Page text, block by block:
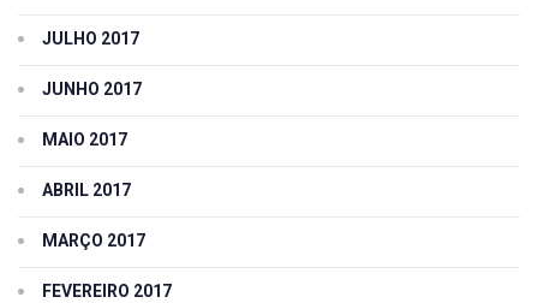
JULHO 2017
JUNHO 2017
MAIO 2017
ABRIL 2017
MARÇO 2017
FEVEREIRO 2017